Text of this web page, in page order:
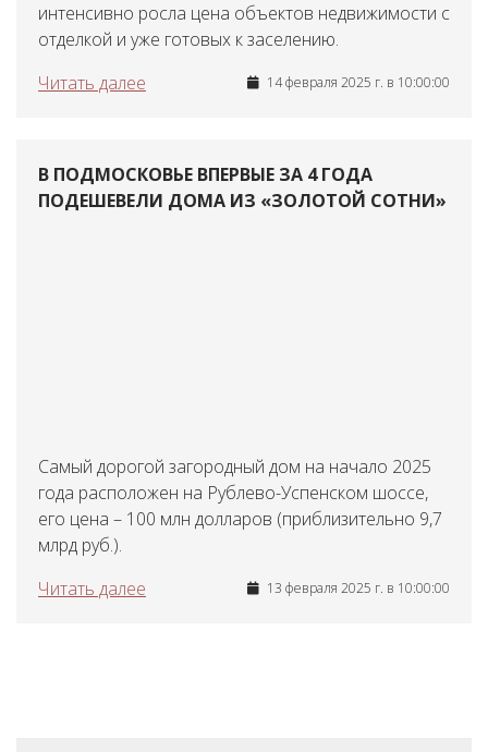
интенсивно росла цена объектов недвижимости с
отделкой и уже готовых к заселению.
Читать далее
14 февраля 2025 г. в 10:00:00
В ПОДМОСКОВЬЕ ВПЕРВЫЕ ЗА 4 ГОДА
ПОДЕШЕВЕЛИ ДОМА ИЗ «ЗОЛОТОЙ СОТНИ»
Самый дорогой загородный дом на начало 2025
года расположен на Рублево-Успенском шоссе,
его цена – 100 млн долларов (приблизительно 9,7
млрд руб.).
Читать далее
13 февраля 2025 г. в 10:00:00